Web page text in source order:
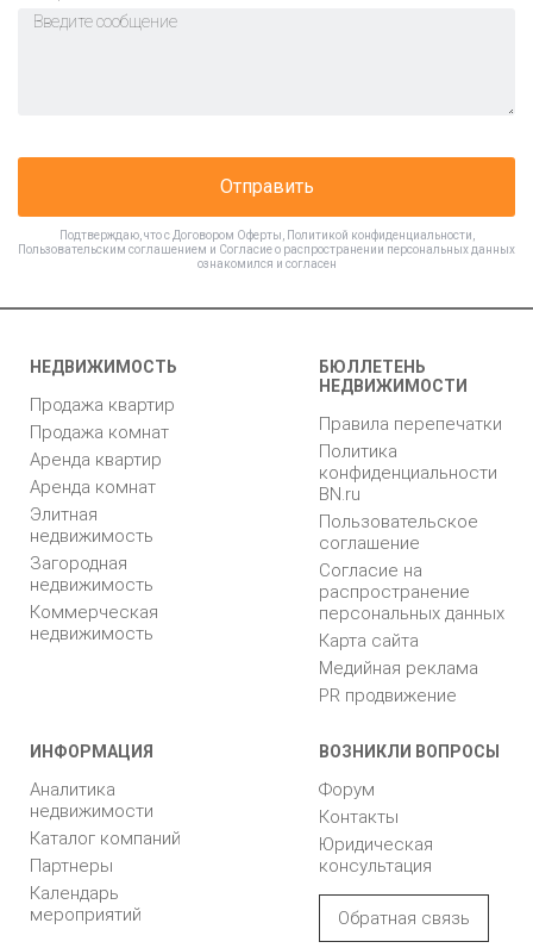
Отправить
Подтверждаю, что с Договором Оферты Политикой конфиденциальности
Пользовательским соглашением и Согласие о распространении персональных данных
ознакомился и согласен
НЕДВИЖИМОСТЬ
Продажа квартир
Продажа комнат
Аренда квартир
Аренда комнат
Элитная
недвижимость
Загородная
недвижимость
Коммерческая
недвижимость
БЮЛЛЕТЕНЬ
НЕДВИЖИМОСТИ
Правила перепечатки
Политика
конфиденциальности
BN.ru
Пользовательское
соглашение
Согласие на
распространение
персональных данных
Карта сайта
Медийная реклама
PR продвижение
ИНФОРМАЦИЯ
Аналитика
недвижимости
Каталог компаний
Партнеры
Календарь
мероприятий
ВОЗНИКЛИ ВОПРОСЫ
Форум
Контакты
Юридическая
консультация
Обратная связь